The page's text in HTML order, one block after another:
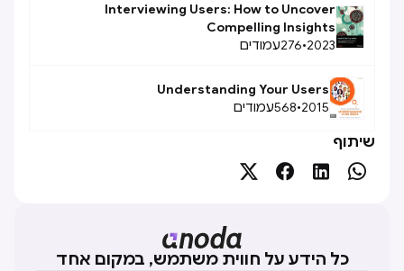
Interviewing Users: How to Uncover
Compelling Insights
2023
•
276עמודים
Understanding Your Users
2015
•
568עמודים
שיתוף




כל הידע על חווית משתמש, במקום אחד